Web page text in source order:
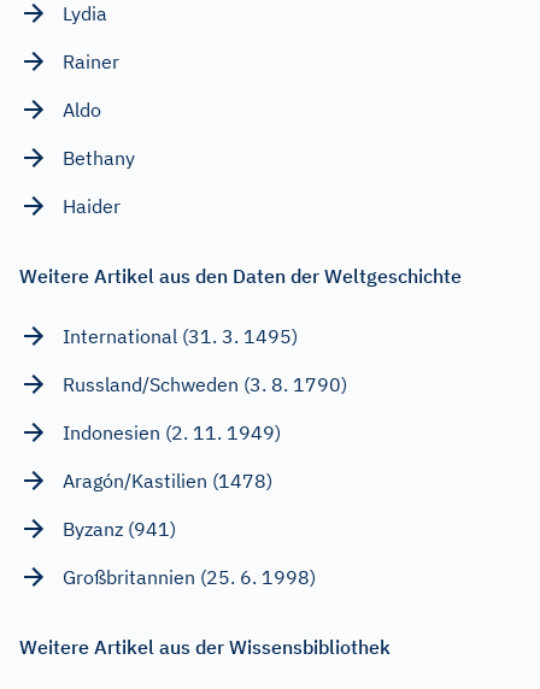
Lydia
Rainer
Aldo
Bethany
Haider
Weitere Artikel aus den Daten der Weltgeschichte
International (31. 3. 1495)
Russland/Schweden (3. 8. 1790)
Indonesien (2. 11. 1949)
Aragón/Kastilien (1478)
Byzanz (941)
Großbritannien (25. 6. 1998)
Weitere Artikel aus der Wissensbibliothek